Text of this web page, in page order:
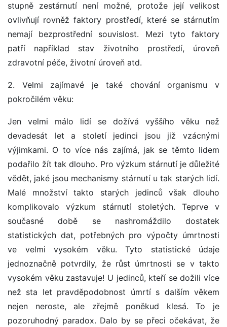
stupně zestárnutí není možné, protože její velikost
ovlivňují rovněž faktory prostředí, které se stárnutím
nemají bezprostřední souvislost. Mezi tyto faktory
patří například stav životního prostředí, úroveň
zdravotní péče, životní úroveň atd.
2. Velmi zajímavé je také chování organismu v
pokročilém věku:
Jen velmi málo lidí se dožívá vyššího věku než
devadesát let a století jedinci jsou již vzácnými
výjimkami. O to více nás zajímá, jak se těmto lidem
podařilo žít tak dlouho. Pro výzkum stárnutí je důležité
vědět, jaké jsou mechanismy stárnutí u tak starých lidí.
Malé množství takto starých jedinců však dlouho
komplikovalo výzkum stárnutí stoletých. Teprve v
současné době se nashromáždilo dostatek
statistických dat, potřebných pro výpočty úmrtnosti
ve velmi vysokém věku. Tyto statistické údaje
jednoznačně potvrdily, že růst úmrtnosti se v takto
vysokém věku zastavuje! U jedinců, kteří se dožili více
než sta let pravděpodobnost úmrtí s dalším věkem
nejen neroste, ale zřejmě poněkud klesá. To je
pozoruhodný paradox. Dalo by se přeci očekávat, že